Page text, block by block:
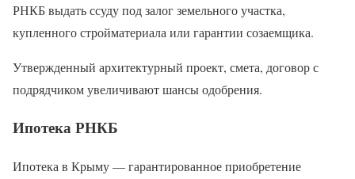
РНКБ выдать ссуду под залог земельного участка,
купленного стройматериала или гарантии созаемщика.
Утвержденный архитектурный проект, смета, договор с
подрядчиком увеличивают шансы одобрения.
Ипотека РНКБ
Ипотека в Крыму — гарантированное приобретение